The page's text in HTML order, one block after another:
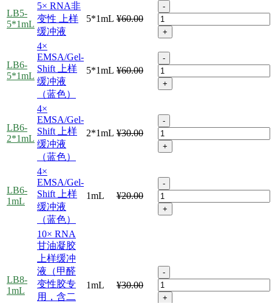
LB5-
5*1mL
5× RNA非
变性 上样
缓冲液
5*1mL ¥60.00
-
+
LB6-
5*1mL
4×
EMSA/Gel-
Shift 上样
缓冲液
（蓝色）
5*1mL ¥60.00
-
+
LB6-
2*1mL
4×
EMSA/Gel-
Shift 上样
缓冲液
（蓝色）
2*1mL ¥30.00
-
+
LB6-
1mL
4×
EMSA/Gel-
Shift 上样
缓冲液
（蓝色）
1mL ¥20.00
-
+
LB8-
1mL
10× RNA
甘油凝胶
上样缓冲
液（甲醛
变性胶专
用，含二
1mL ¥30.00
-
+